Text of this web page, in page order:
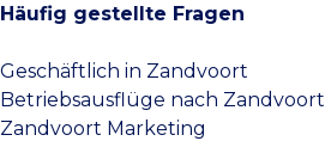
Häufig gestellte Fragen
Geschäftlich in Zandvoort
Betriebsausflüge nach Zandvoort
Zandvoort Marketing